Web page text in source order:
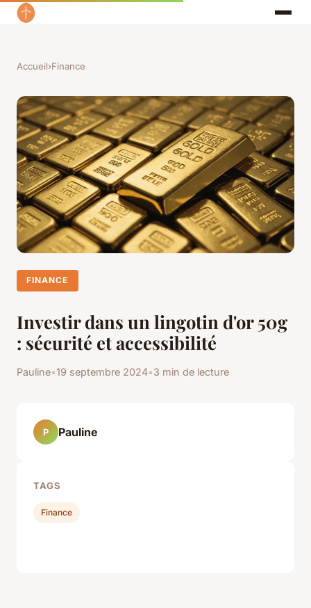
Accueil›Finance
FINANCE
Investir dans un lingotin d'or 50g
: sécurité et accessibilité
Pauline•19 septembre 2024•3 min de lecture
P Pauline
TAGS
Finance